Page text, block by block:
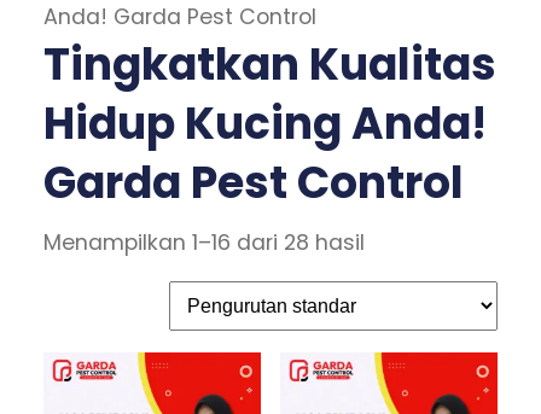
Anda! Garda Pest Control
Tingkatkan Kualitas
Hidup Kucing Anda!
Garda Pest Control
Menampilkan 1–16 dari 28 hasil